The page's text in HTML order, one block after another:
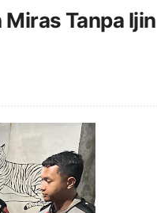
Tanpa Ijin